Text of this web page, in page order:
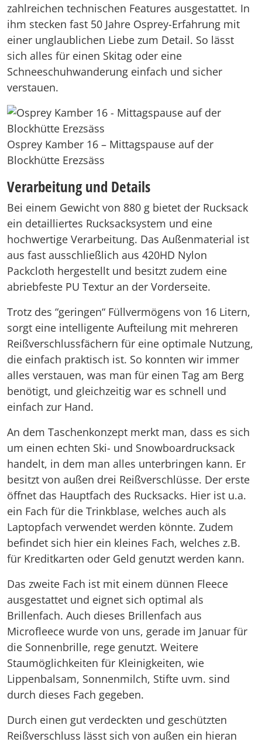
zahlreichen technischen Features ausgestattet. In
ihm stecken fast 50 Jahre Osprey-Erfahrung mit
einer unglaublichen Liebe zum Detail. So lässt
sich alles für einen Skitag oder eine
Schneeschuhwanderung einfach und sicher
verstauen.
Osprey Kamber 16 – Mittagspause auf der
Blockhütte Erezsäss
Verarbeitung und Details
Bei einem Gewicht von 880 g bietet der Rucksack
ein detailliertes Rucksacksystem und eine
hochwertige Verarbeitung. Das Außenmaterial ist
aus fast ausschließlich aus 420HD Nylon
Packcloth hergestellt und besitzt zudem eine
abriebfeste PU Textur an der Vorderseite.
Trotz des “geringen“ Füllvermögens von 16 Litern,
sorgt eine intelligente Aufteilung mit mehreren
Reißverschlussfächern für eine optimale Nutzung,
die einfach praktisch ist. So konnten wir immer
alles verstauen, was man für einen Tag am Berg
benötigt, und gleichzeitig war es schnell und
einfach zur Hand.
An dem Taschenkonzept merkt man, dass es sich
um einen echten Ski- und Snowboardrucksack
handelt, in dem man alles unterbringen kann. Er
besitzt von außen drei Reißverschlüsse. Der erste
öffnet das Hauptfach des Rucksacks. Hier ist u.a.
ein Fach für die Trinkblase, welches auch als
Laptopfach verwendet werden könnte. Zudem
befindet sich hier ein kleines Fach, welches z.B.
für Kreditkarten oder Geld genutzt werden kann.
Das zweite Fach ist mit einem dünnen Fleece
ausgestattet und eignet sich optimal als
Brillenfach. Auch dieses Brillenfach aus
Microfleece wurde von uns, gerade im Januar für
die Sonnenbrille, rege genutzt. Weitere
Staumöglichkeiten für Kleinigkeiten, wie
Lippenbalsam, Sonnenmilch, Stifte uvm. sind
durch dieses Fach gegeben.
Durch einen gut verdeckten und geschützten
Reißverschluss lässt sich von außen ein hieran